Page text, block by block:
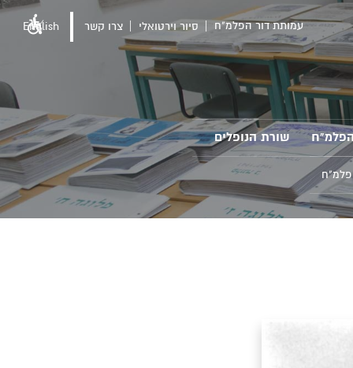
עמותת דור הפלמ"ח סיור וירטואלי צרו קשר English
שורת הנופלים